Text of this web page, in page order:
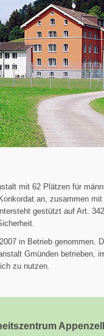
mit 62 Plätzen für
an, zusammen
gestützt auf Art.
in Betrieb genommen.
Gmünden betrieben,
zu nutzen.